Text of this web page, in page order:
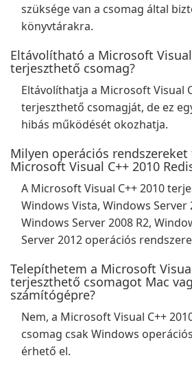
szüksége van a csomag által
könyvtárakra.
Eltávolítható a Microsoft Visual
terjeszthető csomag?
Eltávolíthatja a Microsoft Visual
terjeszthető csomagját, de ez
hibás működését okozhatja.
Milyen operációs
Microsoft Visual C++ 2010
A Microsoft Visual C++ 2010
Windows Vista, Windows Server
Windows Server 2008 R2,
Server 2012 operációs
Telepíthetem a Microsoft
terjeszthető csomagot Mac
számítógépre?
Nem, a Microsoft Visual C++
csomag csak Windows
érhető el.